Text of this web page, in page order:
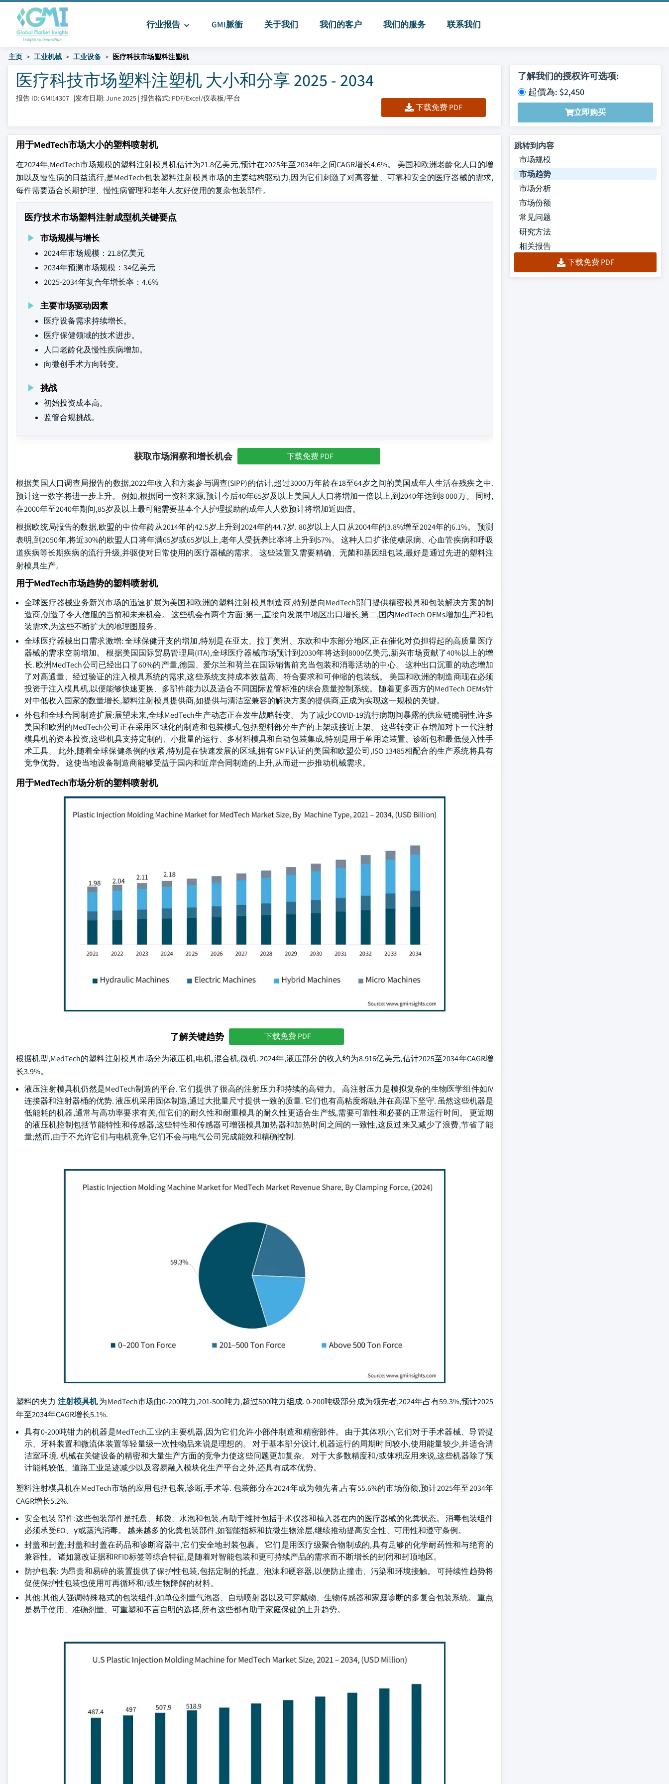
行业报告 GMI脈衝 关于我们 我们的客户 我们的服务 联系我们
主页 工业机械 工业设备 医疗科技市场塑料注塑机
医疗科技市场塑料注塑机 大小和分享 2025 - 2034
报告 ID: GMI14307 |发布日期: June 2025 | 报告格式: PDF/Excel/仪表板/平台
下载免费 PDF
了解我们的授权许可选项:
起價為: $2,450
立即购买
用于MedTech市场大小的塑料喷射机
在2024年,MedTech市场规模的塑料注射模具机估计为21.8亿美元,预计在2025年至2034年之间CAGR增长4.6%。 美国和欧洲老龄化人口的增
加以及慢性病的日益流行,是MedTech包装塑料注射模具市场的主要结构驱动力,因为它们刺激了对高容量、可靠和安全的医疗器械的需求,
每件需要适合长期护理、慢性病管理和老年人友好使用的复杂包装部件。
医疗技术市场塑料注射成型机关键要点
市场规模与增长
2024年市场规模：21.8亿美元
2034年预测市场规模：34亿美元
2025-2034年复合年增长率：4.6%
主要市场驱动因素
医疗设备需求持续增长。
医疗保健领域的技术进步。
人口老龄化及慢性疾病增加。
向微创手术方向转变。
挑战
初始投资成本高。
监管合规挑战。
获取市场洞察和增长机会 下载免费 PDF
根据美国人口调查局报告的数据,2022年收入和方案参与调查(SIPP)的估计,超过3000万年龄在18至64岁之间的美国成年人生活在残疾之中.
预计这一数字将进一步上升。 例如,根据同一资料来源,预计今后40年65岁及以上美国人人口将增加一倍以上,到2040年达到8 000万。 同时,
在2000年至2040年期间,85岁及以上最可能需要基本个人护理援助的成年人人数预计将增加近四倍。
根据欧统局报告的数据,欧盟的中位年龄从2014年的42.5岁上升到2024年的44.7岁. 80岁以上人口从2004年的3.8%增至2024年的6.1%。 预测
表明,到2050年,将近30%的欧盟人口将年满65岁或65岁以上,老年人受抚养比率将上升到57%。 这种人口扩张使糖尿病、心血管疾病和呼吸
道疾病等长期疾病的流行升级,并驱使对日常使用的医疗器械的需求。 这些装置又需要精确、无菌和基因组包装,最好是通过先进的塑料注
射模具生产。
用于MedTech市场趋势的塑料喷射机
全球医疗器械业务新兴市场的迅速扩展为美国和欧洲的塑料注射模具制造商,特别是向MedTech部门提供精密模具和包装解决方案的制
造商,创造了令人信服的当前和未来机会。 这些机会有两个方面:第一,直接向发展中地区出口增长,第二,国内MedTech OEMs增加生产和包
装需求,为这些不断扩大的地理图服务。
全球医疗器械出口需求激增: 全球保健开支的增加,特别是在亚太、拉丁美洲、东欧和中东部分地区,正在催化对负担得起的高质量医疗
器械的需求空前增加。 根据美国国际贸易管理局(ITA),全球医疗器械市场预计到2030年将达到8000亿美元,新兴市场贡献了40%以上的增
长. 欧洲MedTech公司已经出口了60%的产量,德国、爱尔兰和荷兰在国际销售前充当包装和消毒活动的中心。 这种出口沉重的动态增加
了对高通量、经过验证的注入模具系统的需求,这些系统支持成本效益高、符合要求和可伸缩的包装线。 美国和欧洲的制造商现在必须
投资于注入模具机,以便能够快速更换、多部件能力以及适合不同国际监管标准的综合质量控制系统。 随着更多西方的MedTech OEMs针
对中低收入国家的数量增长,塑料注射模具提供商,如提供与清洁室兼容的解决方案的提供商,正成为实现这一规模的关键。
外包和全球合同制造扩展:展望未来,全球MedTech生产动态正在发生战略转变。 为了减少COVID-19流行病期间暴露的供应链脆弱性,许多
美国和欧洲的MedTech公司正在采用区域化的制造和包装模式,包括塑料部分生产的上架或接近上架。 这些转变正在增加对下一代注射
模具机的资本投资,这些机具支持定制的、小批量的运行、多材料模具和自动包装集成,特别是用于单用途装置、诊断包和最低侵入性手
术工具。 此外,随着全球保健条例的收紧,特别是在快速发展的区域,拥有GMP认证的美国和欧盟公司,ISO 13485相配合的生产系统将具有
竞争优势。 这使当地设备制造商能够受益于国内和近岸合同制造的上升,从而进一步推动机械需求。
用于MedTech市场分析的塑料喷射机
了解关键趋势 下载免费 PDF
根据机型,MedTech的塑料注射模具市场分为液压机,电机,混合机,微机. 2024年,液压部分的收入约为8.916亿美元,估计2025至2034年CAGR增
长3.9%。
液压注射模具机仍然是MedTech制造的平台. 它们提供了很高的注射压力和持续的高钳力。 高注射压力是模拟复杂的生物医学组件如IV
连接器和注射器桶的优势. 液压机采用固体制造,通过大批量尺寸提供一致的质量. 它们也有高粘度熔融,并在高温下坚守. 虽然这些机器是
低能耗的机器,通常与高功率要求有关,但它们的耐久性和耐重模具的耐久性更适合生产线,需要可靠性和必要的正常运行时间。 更近期
的液压机控制包括节能特性和传感器,这些特性和传感器可增强模具加热器和加热时间之间的一致性,这反过来又减少了浪费,节省了能
量;然而,由于不允许它们与电机竞争,它们不会与电气公司完成能效和精确控制.
塑料的夹力 注射模具机为MedTech市场由0-200吨力,201-500吨力,超过500吨力组成. 0-200吨级部分成为领先者,2024年占有59.3%,预计2025
年至2034年CAGR增长5.1%.
具有0-200吨钳力的机器是MedTech工业的主要机器,因为它们允许小部件制造和精密部件。 由于其体积小,它们对于手术器械、导管提
示、牙科装置和微流体装置等轻量级一次性物品来说是理想的。 对于基本部分设计,机器运行的周期时间较小,使用能量较少,并适合清
洁室环境. 机械在关键设备的精密和大量生产方面的竞争力使这些问题更加复杂。 对于大多数精度和/或体积应用来说,这些机器除了预
计能耗较低、道路工业足迹减少以及容易融入模块化生产平台之外,还具有成本优势。
塑料注射模具机在MedTech市场的应用包括包装,诊断,手术等. 包装部分在2024年成为领先者,占有55.6%的市场份额,预计2025年至2034年
CAGR增长5.2%.
安全包装 部件:这些包装部件是托盘、邮袋、水泡和包装,有助于维持包括手术仪器和植入器在内的医疗器械的化粪状态。 消毒包装组件
必须承受EO、γ或蒸汽消毒。 越来越多的化粪包装部件,如智能指标和抗微生物涂层,继续推动提高安全性、可用性和遵守条例。
封盖和封盖;封盖和封盖在药品和诊断容器中,它们安全地封装包裹。 它们是用医疗级聚合物制成的,具有足够的化学耐药性和与绝育的
兼容性。 诸如篡改证据和RFID标签等综合特征,是随着对智能包装和更可持续产品的需求而不断增长的封闭和封顶地区。
防护包装: 为昂贵和易碎的装置提供了保护性包装,包括定制的托盘、泡沫和硬容器,以便防止撞击、污染和环境接触。 可持续性趋势将
促使保护性包装也使用可再循环和/或生物降解的材料。
其他:其他人强调特殊格式的包装组件,如单位剂量气泡器、自动喷射器以及可穿戴物、生物传感器和家庭诊断的多复合包装系统。 重点
是易于使用、准确剂量、可重塑和不言自明的选择,所有这些都有助于家庭保健的上升趋势。
跳转到内容
市场规模
市场趋势
市场分析
市场份额
常见问题
研究方法
相关报告
下载免费 PDF